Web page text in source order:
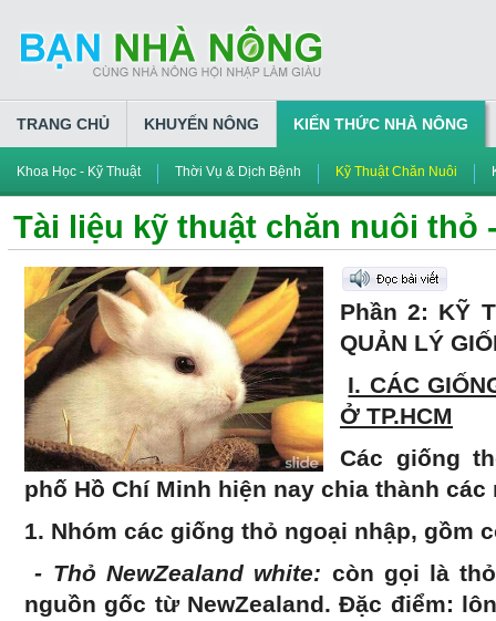
TRANG CHỦ KHUYẾN NÔNG KIẾN THỨC NHÀ NÔNG
Khoa Học - Kỹ Thuật Thời Vụ & Dịch Bệnh Kỹ Thuật Chăn Nuôi
Tài liệu kỹ thuật chăn nuôi thỏ
Phần 2: KỸ
QUẢN LÝ
I. CÁC
Ở TP.HCM
Các giống
phố Hồ Chí Minh hiện nay chia thành các
1. Nhóm các giống thỏ ngoại nhập, gồm
- Thỏ NewZealand white: còn gọi là
nguồn gốc từ NewZealand. Đặc điểm: